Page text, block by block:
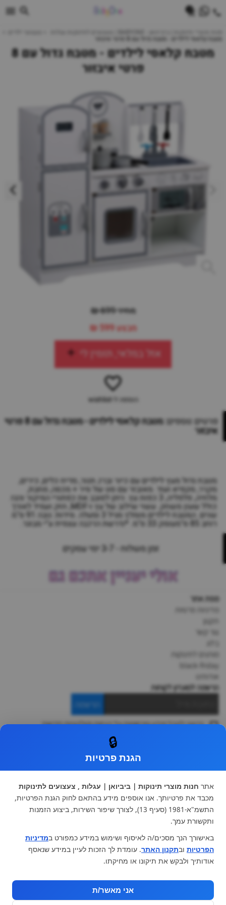
מטבח קלאסי לילדים - מטבח גדול עם 8 פרטי איבזור
מטבח קלאסי לילדים - מטבח גדול עם 8
פרטי איבזור
מחיר 699 ₪
מבצע599 ₪
אזל במלאי, תזמין לי
הוספה ל-wishlist
פרטים נוספים: מטבח קלאסי לילדים - מטבח גדול עם 8 פרטי
איבזור
מטבח גדול מעץ לילדים עם כיור וברז, תנור, מדיח כלים, כירים,
מקרר, מקפיא ועוד. מאובזר עם סט של סיר + מכסה, מחבת,
מלחיה, פלפליה, 3 כפות עץ. ניתן לסובב את כפתורי המיקור והגז.
כולל שעון משחק. עשוי שילוב של עץ ו-MDF, חזק ועמיד לאורך
שנים. המטבח לילדים מומלץ מגיל 3 ומעלה. מידות: גובה 91 ס"מ
רוחב 85 ס"מעומק 33 ס"מ. *נדרשת הרכבה עצמית ע"י מבוגר.
זמן משלוח - 3-7 ימי עסקים
אולי יעניין אתכם גם
מפת אתר
צור קשר
מותגים לתינוקות
black-friday
אודותינו
הרשמה למועדון לקוחות
הרשמה
ברצוני לקבל מידע ופרסומות על הנחות וקולקציות חדשות
עגלות וטיולונים
כיסא בטיחות ואביזרים
ריהוט לתינוקות
מצעים למיטת תינוק וטקסטיל
צעצועי ילדים
על גלגלים
הנקה והאכלה
מוצרי אמבטיה
מוזמנים לבקר אותנו:
🔒
הגנת פרטיות
אתר חנות מוצרי תינוקות | ביביואן | עגלות , צעצועים לתינוקות
מכבד את פרטיותך. אנו אוספים מידע בהתאם לחוק הגנת הפרטיות,
התשמ"א-1981 (סעיף 13), לצורך שיפור השירות, ביצוע הזמנות
ותקשורת עמך.
באישורך הנך מסכים/ה לאיסוף ושימוש במידע כמפורט במדיניות
הפרטיות ובתקנון האתר. עומדת לך הזכות לעיין במידע שנאסף
אודותיך ולבקש את תיקונו או מחיקתו.
אני מאשר/ת